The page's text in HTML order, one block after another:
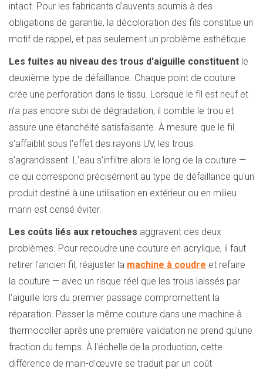
intact. Pour les fabricants d'auvents soumis à des
obligations de garantie, la décoloration des fils constitue un
motif de rappel, et pas seulement un problème esthétique.
Les fuites au niveau des trous d'aiguille constituent le
deuxième type de défaillance. Chaque point de couture
crée une perforation dans le tissu. Lorsque le fil est neuf et
n'a pas encore subi de dégradation, il comble le trou et
assure une étanchéité satisfaisante. À mesure que le fil
s'affaiblit sous l'effet des rayons UV, les trous
s'agrandissent. L'eau s'infiltre alors le long de la couture —
ce qui correspond précisément au type de défaillance qu'un
produit destiné à une utilisation en extérieur ou en milieu
marin est censé éviter.
Les coûts liés aux retouches aggravent ces deux
problèmes. Pour recoudre une couture en acrylique, il faut
retirer l'ancien fil, réajuster la machine à coudre et refaire
la couture — avec un risque réel que les trous laissés par
l'aiguille lors du premier passage compromettent la
réparation. Passer la même couture dans une machine à
thermocoller après une première validation ne prend qu'une
fraction du temps. À l'échelle de la production, cette
différence de main-d'œuvre se traduit par un coût